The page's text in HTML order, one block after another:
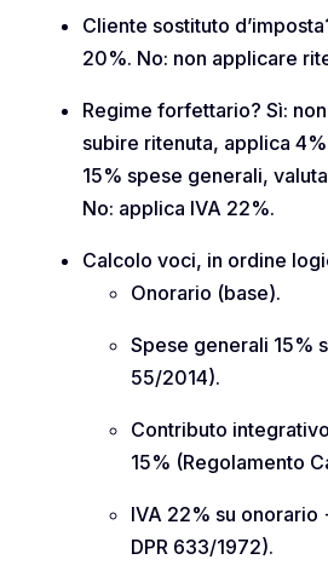
Cliente sostituto
20%. No: non applicare
Regime forfettario? Sì:
subire ritenuta, applica
15% spese generali,
No: applica IVA 22%.
Calcolo voci, in ordine
Onorario (base).
Spese generali 15%
55/2014).
Contributo
15% (Regolamento
IVA 22% su onorario
DPR 633/1972).